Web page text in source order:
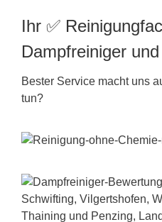
Ihr ✅
Dampfreiniger
Bester Service macht uns
tun?